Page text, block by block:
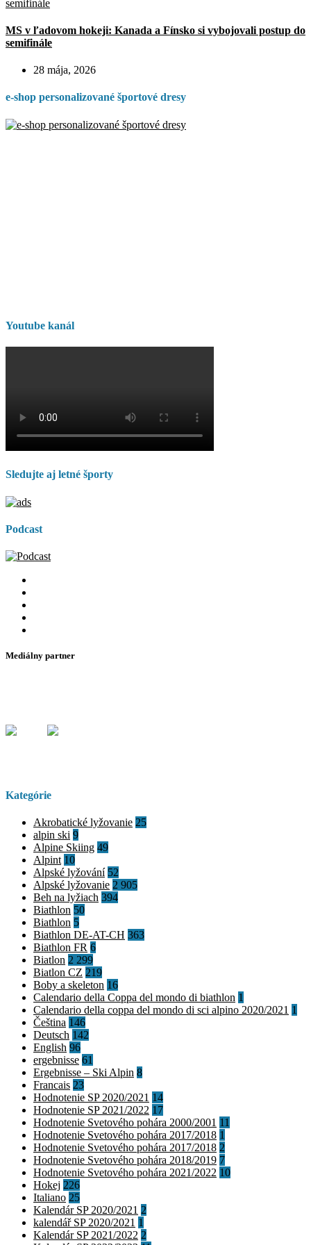
MS v ľadovom hokeji: Kanada a Fínsko si vybojovali postup do
semifinále
28 mája, 2026
e-shop personalizované športové dresy
Youtube kanál
Sledujte aj letné športy
Podcast
Mediálny partner
Kategórie
Akrobatické lyžovanie 25
alpin ski 9
Alpine Skiing 49
Alpint 10
Alpské lyžování 52
Alpské lyžovanie 2 905
Beh na lyžiach 394
Biathlon 50
Biathlon 5
Biathlon DE-AT-CH 363
Biathlon FR 6
Biatlon 2 299
Biatlon CZ 219
Boby a skeleton 16
Calendario della Coppa del mondo di biathlon 1
Calendario della coppa del mondo di sci alpino 2020/2021 1
Čeština 146
Deutsch 142
English 96
ergebnisse 61
Ergebnisse – Ski Alpin 8
Francais 23
Hodnotenie SP 2020/2021 14
Hodnotenie SP 2021/2022 17
Hodnotenie Svetového pohára 2000/2001 11
Hodnotenie Svetového pohára 2017/2018 1
Hodnotenie Svetového pohára 2017/2018 2
Hodnotenie Svetového pohára 2018/2019 7
Hodnotenie Svetového pohára 2021/2022 10
Hokej 226
Italiano 25
Kalendár SP 2020/2021 2
kalendář SP 2020/2021 1
Kalendár SP 2021/2022 2